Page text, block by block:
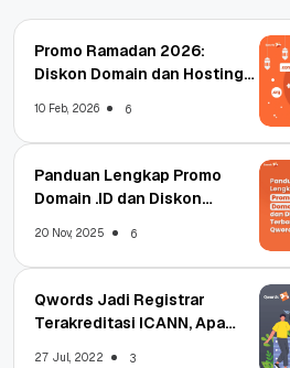
Promo Ramadan 2026:
Diskon Domain dan Hosting
10 Feb, 2026 6
Panduan Lengkap Promo
Domain .ID dan Diskon
20 Nov, 2025 6
Qwords Jadi Registrar
Terakreditasi ICANN, Apa
27 Jul, 2022 3